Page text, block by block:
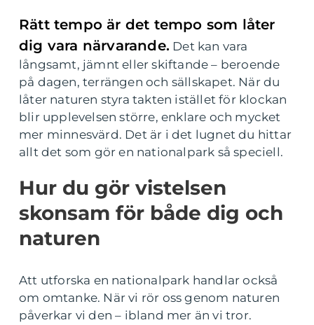
Rätt tempo är det tempo som låter
dig vara närvarande. Det kan vara
långsamt, jämnt eller skiftande – beroende
på dagen, terrängen och sällskapet. När du
låter naturen styra takten istället för klockan
blir upplevelsen större, enklare och mycket
mer minnesvärd. Det är i det lugnet du hittar
allt det som gör en nationalpark så speciell.
Hur du gör vistelsen
skonsam för både dig och
naturen
Att utforska en nationalpark handlar också
om omtanke. När vi rör oss genom naturen
påverkar vi den – ibland mer än vi tror.